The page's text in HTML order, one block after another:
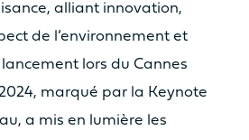
alliant innovation,
de l’environnement et
lors du Cannes
marqué par la Keynote
a mis en lumière les